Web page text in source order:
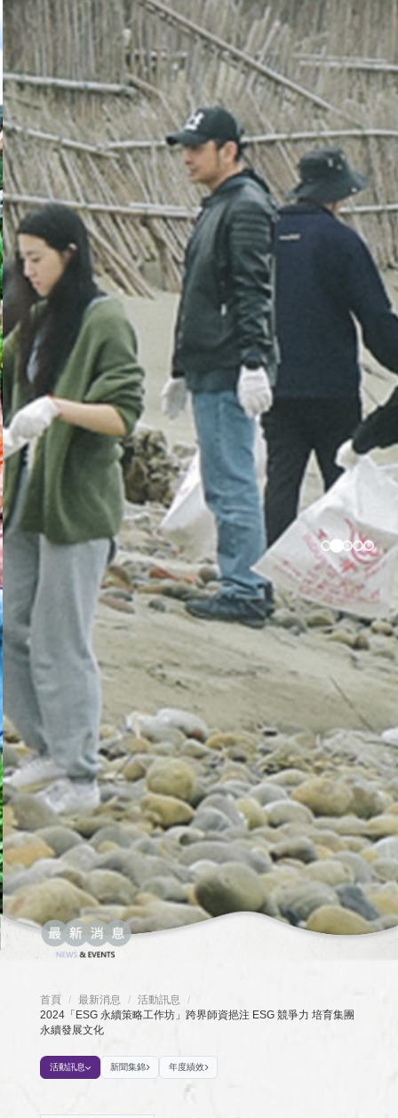
首頁 / 最新消息 / 活動訊息
/
2024「ESG 永續策略工作坊」跨界師資挹注 ESG 競爭力 培育集團
永續發展文化
活動訊息 新聞集錦 年度績效